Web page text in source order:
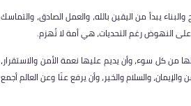
يبدأ من اليقين بالله، والعمل الصادق، والتماسك
على النهوض رغم التحديات، هي أمة لا تُهزم.
من كل سوء، وأن يديم عليها نعمة الأمن والاستقرار،
والسلام والخير، وأن يرفع عنّا وعن العالم أجمع